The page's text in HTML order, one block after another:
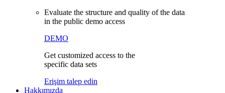
Evaluate the structure and quality of the data
in the public demo access
DEMO
Get customized access to the
specific data sets
Erişim talep edin
Hakkımızda